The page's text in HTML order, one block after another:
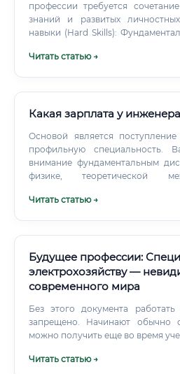
командами
энергетиками ✅ Участие в пилотных проектах по
цифровизации энергосистем ⚠️ Важно: в крупных
специалист занимается
несколько ролей.
профессии требуется
знаний и развитых
навыки (Hard Skills): Фундаментальные знания в области
электротехники (ТОЭ),
Читать статью →
Какая зарплата у
Основой является
профильную специальность.
внимание фундаментальным
физике, теоретической
(бакалавриат) до 6 (специалитет,
Читать статью →
Будущее профессии:
электрохозяйству —
современного мира
Без этого документа работать
запрещено. Начинают обычно
можно получить еще во время
Читать статью →